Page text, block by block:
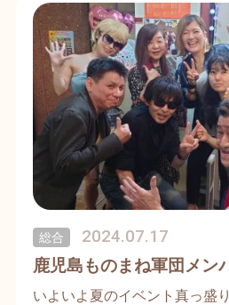
日時:2024年8月24日(土)開場
(予定)
場所:鹿児島天文館「おもして
〒892-0843 鹿児島県鹿児島市
B1F
会費:一人4,400円(税込)
申し込み/予約受付:私の個人宛
か、店)099-239-3620/090-
※氏名/人数/当日連絡の取れる
います。
総合 2024.07.17
鹿児島ものまね軍団メン
いよいよ夏のイベント真っ盛